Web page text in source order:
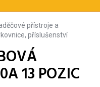
přístroje a
příslušenství
13 POZIC